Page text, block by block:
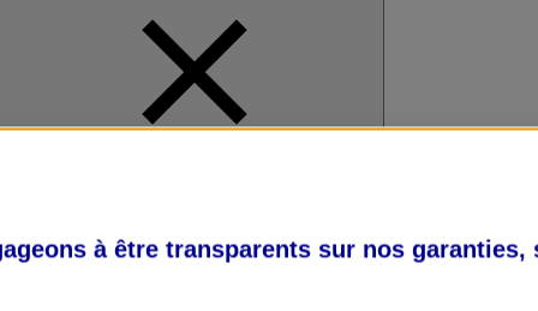
à être transparents sur nos